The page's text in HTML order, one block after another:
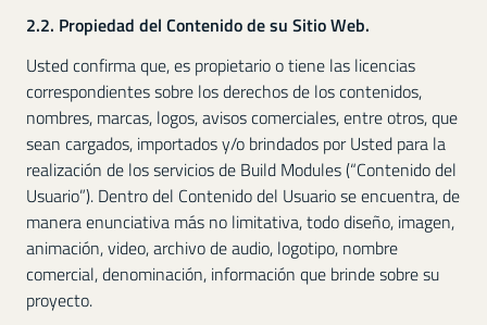
2.2. Propiedad del Contenido de su Sitio Web.
Usted confirma que, es propietario o tiene las licencias
correspondientes sobre los derechos de los contenidos,
nombres, marcas, logos, avisos comerciales, entre otros, que
sean cargados, importados y/o brindados por Usted para la
realización de los servicios de Build Modules (“Contenido del
Usuario”). Dentro del Contenido del Usuario se encuentra, de
manera enunciativa más no limitativa, todo diseño, imagen,
animación, video, archivo de audio, logotipo, nombre
comercial, denominación, información que brinde sobre su
proyecto.